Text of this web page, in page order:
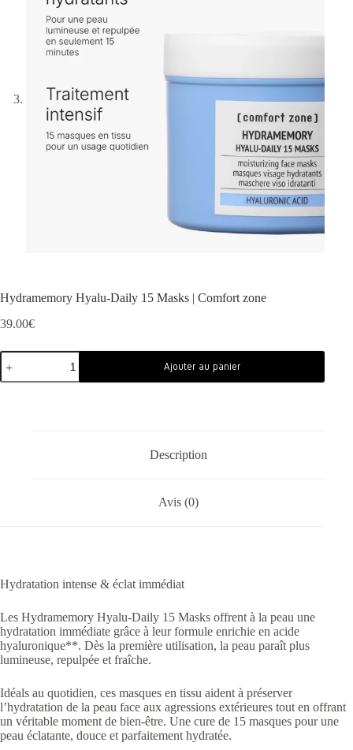
Hydramemory Hyalu-Daily 15 Masks | Comfort zone
39.00€
Ajouter au panier
Description
Avis (0)
Hydratation intense & éclat immédiat
Les Hydramemory Hyalu-Daily 15 Masks offrent à la peau une
hydratation immédiate grâce à leur formule enrichie en acide
hyaluronique**. Dès la première utilisation, la peau paraît plus
lumineuse, repulpée et fraîche.
Idéals au quotidien, ces masques en tissu aident à préserver
l’hydratation de la peau face aux agressions extérieures tout en offrant
un véritable moment de bien-être. Une cure de 15 masques pour une
peau éclatante, douce et parfaitement hydratée.